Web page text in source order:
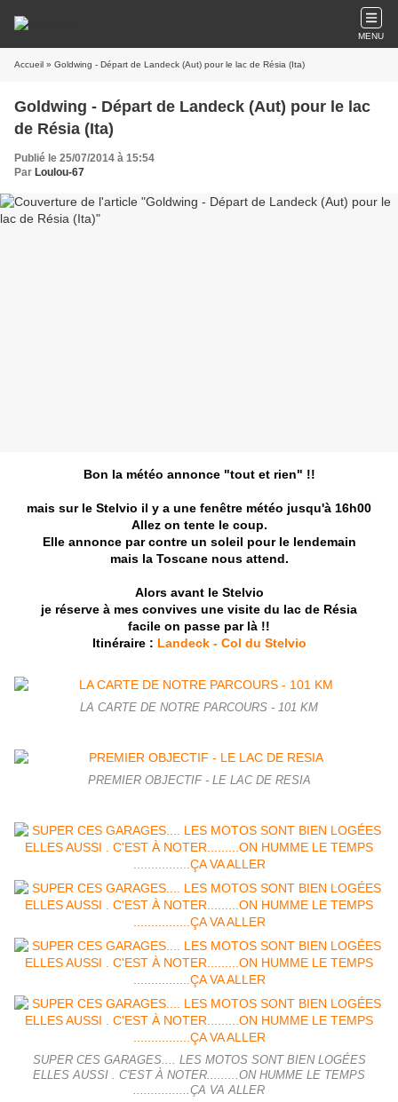
MENU
Accueil » Goldwing - Départ de Landeck (Aut) pour le lac de Résia (Ita)
Goldwing - Départ de Landeck (Aut) pour le lac
de Résia (Ita)
Publié le 25/07/2014 à 15:54
Par Loulou-67
Bon la météo annonce "tout et rien" !!
mais sur le Stelvio il y a une fenêtre météo jusqu'à 16h00
Allez on tente le coup.
Elle annonce par contre un soleil pour le lendemain
mais la Toscane nous attend.
Alors avant le Stelvio
je réserve à mes convives une visite du lac de Résia
facile on passe par là !!
Itinéraire : Landeck - Col du Stelvio
LA CARTE DE NOTRE PARCOURS - 101 KM
PREMIER OBJECTIF - LE LAC DE RESIA
SUPER CES GARAGES.... LES MOTOS SONT BIEN LOGÉES
ELLES AUSSI . C'EST À NOTER.........ON HUMME LE TEMPS
................ÇA VA ALLER